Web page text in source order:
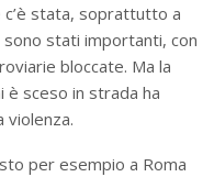
c’è stata, soprattutto a
sono stati importanti, con
bloccate. Ma la
è sceso in strada ha
violenza.
per esempio a Roma